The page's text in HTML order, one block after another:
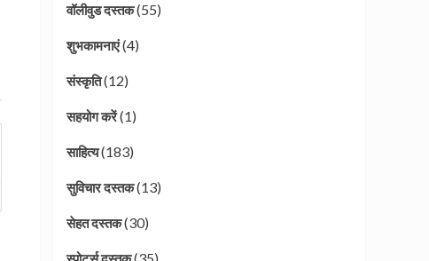
वॉलीवुड दस्तक(55)
शुभकामनाएं(4)
संस्कृति(12)
सहयोग करें(1)
साहित्य(183)
सुविचार दस्तक(13)
सेहत दस्तक(30)